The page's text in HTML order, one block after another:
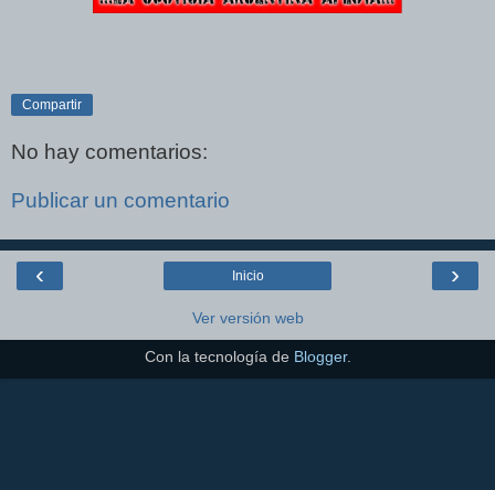
Compartir
No hay comentarios:
Publicar un comentario
‹ ›
Inicio
Ver versión web
Con la tecnología de Blogger.